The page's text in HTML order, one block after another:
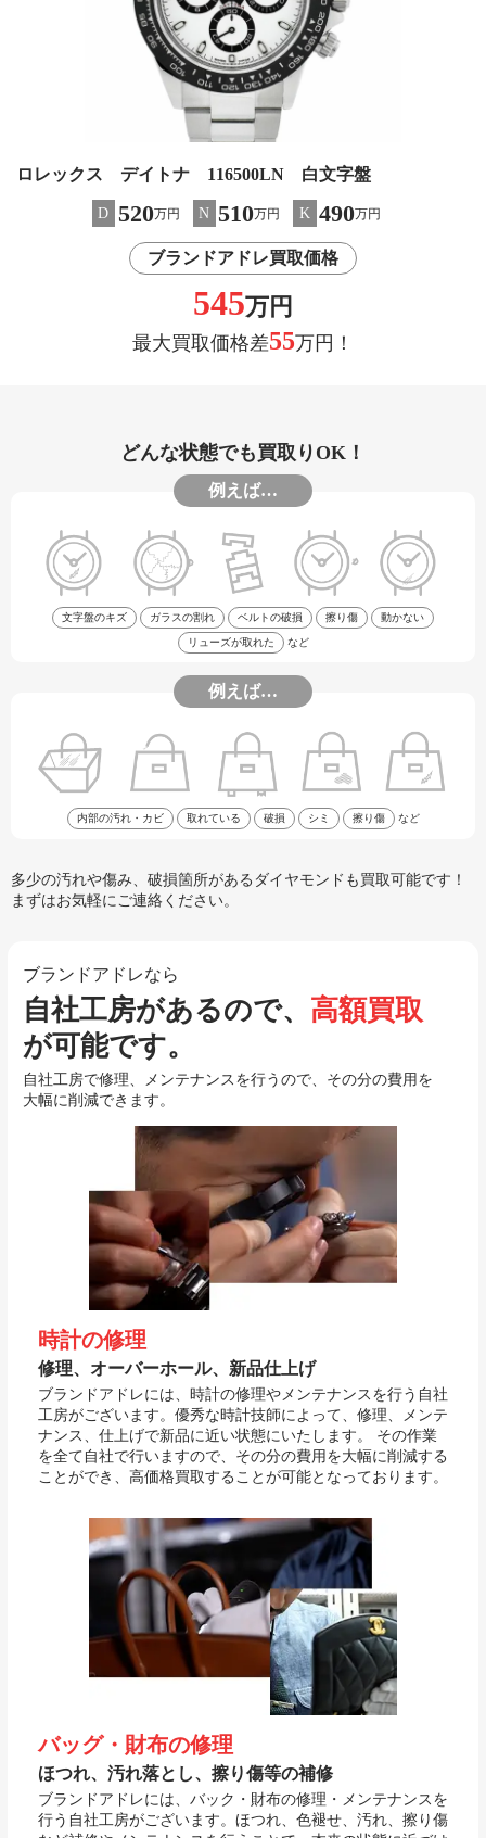
ロレックス デイトナ 116500LN 白文字盤
D 520万円 N 510万円 K 490万円
ブランドアドレ買取価格
545万円
最大買取価格差55万円！
どんな状態でも買取りOK！
例えば…
文字盤のキズ ガラスの割れ ベルトの破損 擦り傷 動かない
リューズが取れた など
例えば…
内部の汚れ・カビ 取れている 破損 シミ 擦り傷 など
多少の汚れや傷み、破損箇所があるダイヤモンドも買取可能です！
まずはお気軽にご連絡ください。
ブランドアドレなら
自社工房があるので、 高額買取
が可能です。
自社工房で修理、メンテナンスを行うので、その分の費用を
大幅に削減できます。
時計の修理
修理、オーバーホール、新品仕上げ
ブランドアドレには、時計の修理やメンテナンスを行う自社
工房がございます。優秀な時計技師によって、修理、メンテ
ナンス、仕上げで新品に近い状態にいたします。 その作業
を全て自社で行いますので、その分の費用を大幅に削減する
ことができ、高価格買取することが可能となっております。
バッグ・財布の修理
ほつれ、汚れ落とし、擦り傷等の補修
ブランドアドレには、バック・財布の修理・メンテナンスを
行う自社工房がございます。ほつれ、色褪せ、汚れ、擦り傷